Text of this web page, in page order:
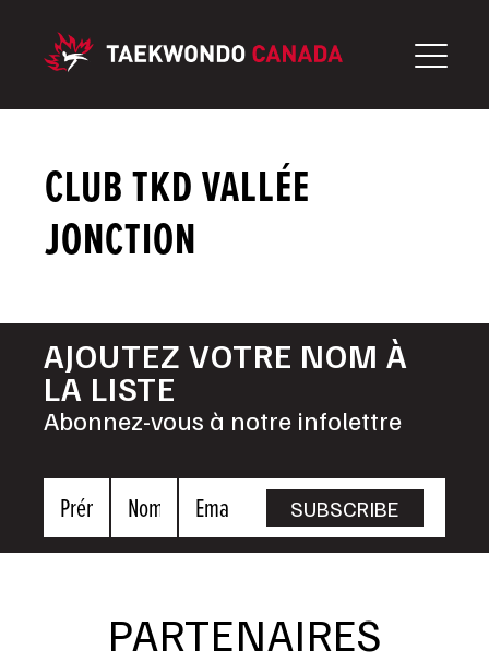
contenu
CLUB TKD VALLÉE
JONCTION
AJOUTEZ VOTRE NOM À
LA LISTE
Abonnez-vous à notre infolettre
PrénomNom Email SUBSCRIBE
PARTENAIRES